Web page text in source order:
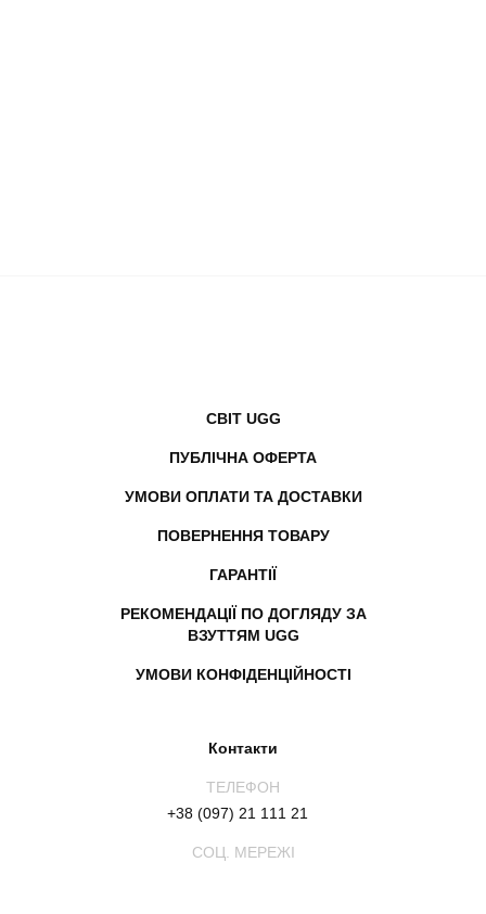
СВІТ UGG
ПУБЛІЧНА ОФЕРТА
УМОВИ ОПЛАТИ ТА ДОСТАВКИ
ПОВЕРНЕННЯ ТОВАРУ
ГАРАНТІЇ
РЕКОМЕНДАЦІЇ ПО ДОГЛЯДУ ЗА
ВЗУТТЯМ UGG
УМОВИ КОНФІДЕНЦІЙНОСТІ
Контакти
ТЕЛЕФОН
+38 (097) 21 111 21
СОЦ. МЕРЕЖІ